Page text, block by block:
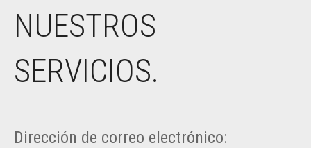
NUESTROS
SERVICIOS.
Dirección de correo electrónico: